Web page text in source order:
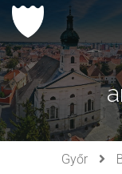
Ugrás
tartalomhoz
Győr